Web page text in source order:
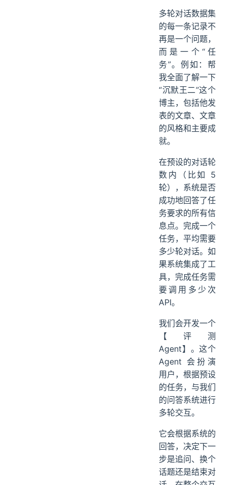
但实际效果天差
地别。
多轮对话数据集
的每一条记录不
再是一个问题，
而是一个“任
务”。例如：帮
我全面了解一下
“沉默王二”这个
博主，包括他发
的风格和主要成
就。
在预设的对话轮
数内（比如 5
轮），系统是否
成功地回答了任
务要求的所有信
息点。完成一个
任务，平均需要
多少轮对话。如
果系统集成了工
要调用多少次
API。
我们会开发一个
【评测
Agent】。这个
Agent 会扮演
用户，根据预设
的问答系统进行
多轮交互。
它会根据系统的
回答，决定下一